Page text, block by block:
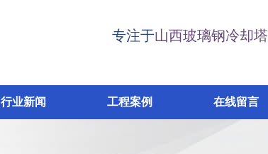
专注于山西玻璃钢冷却塔
行业新闻 工程案例 在线留言